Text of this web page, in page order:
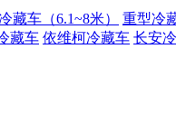
藏车（6.1~8米）
重型冷
藏车 依维柯冷藏车 长安